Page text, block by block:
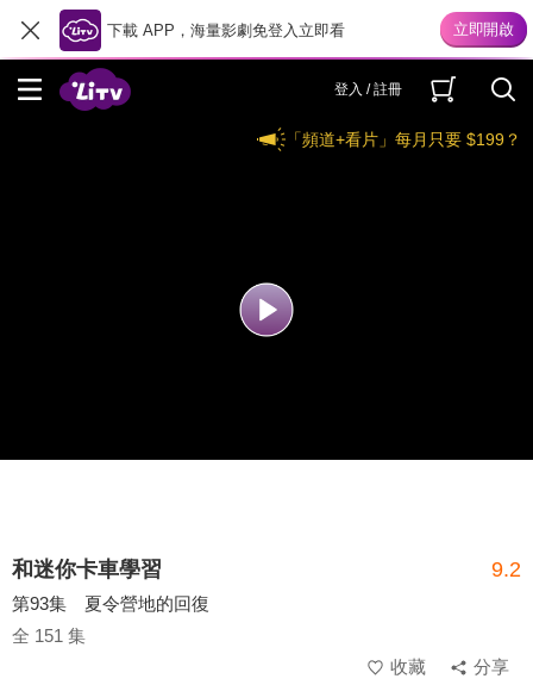
下載 APP，海量影劇免登入立即看
登入 / 註冊
「頻道+看片」每月只要 $199？
和迷你卡車學習 9.2
第93集 夏令營地的回復
全 151 集
收藏
分享